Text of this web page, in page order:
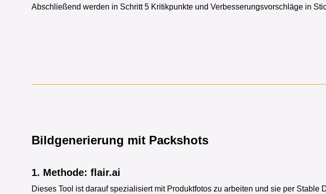
Abschließend werden in Schritt 5 Kritikpunkte und Verbesserungsvorschläge in
Bildgenerierung mit Packshots
1. Methode: flair.ai
Dieses Tool ist darauf spezialisiert mit Produktfotos zu arbeiten und sie per